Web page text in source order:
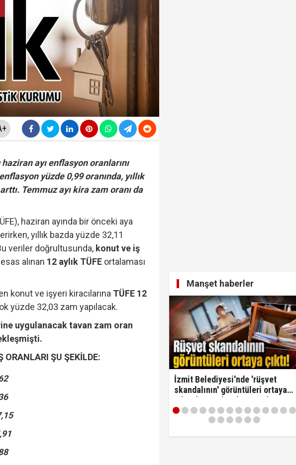
skandal... Telefonundan mide bulandıran yazışmalar ve görseller çıktı!
Altın fiyatları gaza bastı!
neler yer alacak? Bazı suçlar ve Öcalan kapsam dışında…
görüntüleri ortaya çıktı! ‘Oraya koy ben oradan alırım…'
ayı enflasyon oranlarını
yüzde 0,99 oranında, yıllık
Temmuz ayı kira zam oranı da
haziran ayında bir önceki aya
yıllık bazda yüzde 32,11
veriler doğrultusunda, konut ve iş
esas alınan 12 aylık TÜFE ortalaması
konut ve işyeri kiracılarına TÜFE 12
yüzde 32,03 zam yapılacak.
uygulanacak tavan zam oran
ORANLARI ŞU ŞEKİLDE:
Manşet haberler
İzmit Belediyesi'nde 'rüşvet
skandalının' görüntüleri ortaya
çıktı! ‘Oraya koy ben oradan
alırım…'